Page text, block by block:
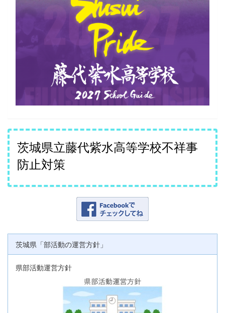
茨城県立藤代紫水高等学校不祥事
防止対策
茨城県「部活動の運営方針」
県部活動運営方針